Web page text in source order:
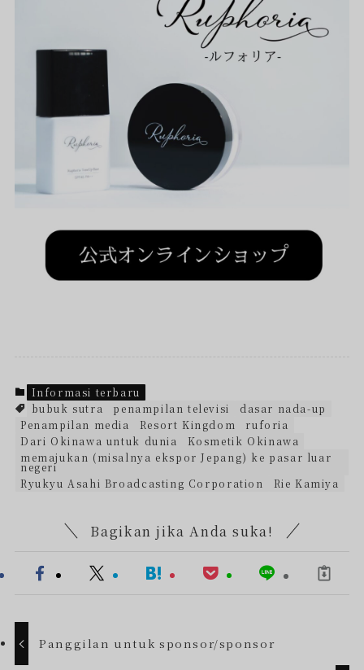
Informasi terbaru
bubuk sutra
penampilan televisi
dasar nada-up
Penampilan media
Resort Kingdom
ruforia
Dari Okinawa untuk dunia
Kosmetik Okinawa
memajukan (misalnya ekspor Jepang) ke pasar luar
negeri
Ryukyu Asahi Broadcasting Corporation
Rie Kamiya
Bagikan jika Anda suka!
Panggilan untuk sponsor/sponsor